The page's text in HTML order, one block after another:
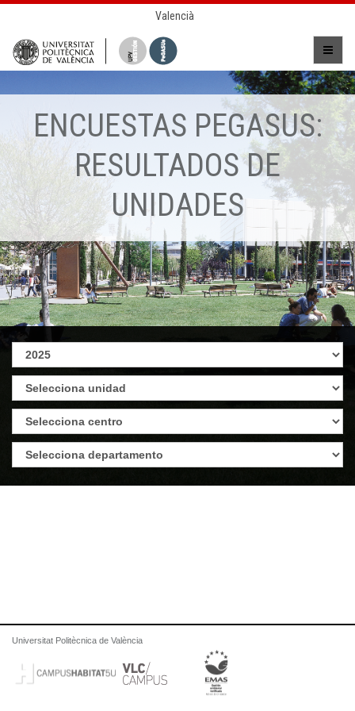
Valencià
ENCUESTAS PEGASUS:
RESULTADOS DE
UNIDADES
Universitat Politècnica de València